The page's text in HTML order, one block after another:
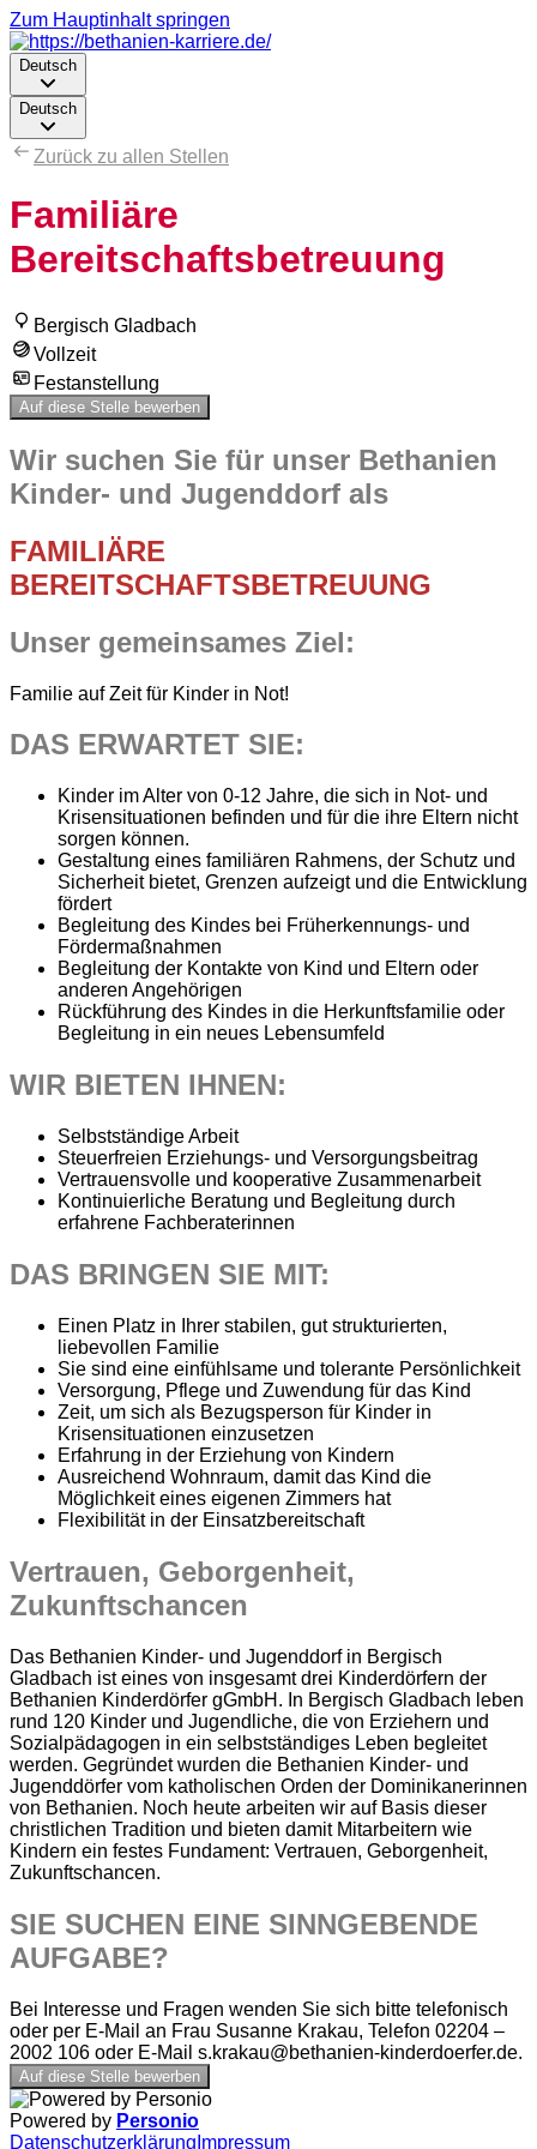
Zum Hauptinhalt springen
Deutsch
Deutsch
Zurück zu allen Stellen
Familiäre
Bereitschaftsbetreuung
Bergisch Gladbach
Vollzeit
Festanstellung
Auf diese Stelle bewerben
Wir suchen Sie für unser Bethanien
Kinder- und Jugenddorf als
FAMILIÄRE
BEREITSCHAFTSBETREUUNG
Unser gemeinsames Ziel:
Familie auf Zeit für Kinder in Not!
DAS ERWARTET SIE:
Kinder im Alter von 0-12 Jahre, die sich in Not- und
Krisensituationen befinden und für die ihre Eltern nicht
sorgen können.
Gestaltung eines familiären Rahmens, der Schutz und
Sicherheit bietet, Grenzen aufzeigt und die Entwicklung
fördert
Begleitung des Kindes bei Früherkennungs- und
Fördermaßnahmen
Begleitung der Kontakte von Kind und Eltern oder
anderen Angehörigen
Rückführung des Kindes in die Herkunftsfamilie oder
Begleitung in ein neues Lebensumfeld
WIR BIETEN IHNEN:
Selbstständige Arbeit
Steuerfreien Erziehungs- und Versorgungsbeitrag
Vertrauensvolle und kooperative Zusammenarbeit
Kontinuierliche Beratung und Begleitung durch
erfahrene Fachberaterinnen
DAS BRINGEN SIE MIT:
Einen Platz in Ihrer stabilen, gut strukturierten,
liebevollen Familie
Sie sind eine einfühlsame und tolerante Persönlichkeit
Versorgung, Pflege und Zuwendung für das Kind
Zeit, um sich als Bezugsperson für Kinder in
Krisensituationen einzusetzen
Erfahrung in der Erziehung von Kindern
Ausreichend Wohnraum, damit das Kind die
Möglichkeit eines eigenen Zimmers hat
Flexibilität in der Einsatzbereitschaft
Vertrauen, Geborgenheit,
Zukunftschancen
Das Bethanien Kinder- und Jugenddorf in Bergisch
Gladbach ist eines von insgesamt drei Kinderdörfern der
Bethanien Kinderdörfer gGmbH. In Bergisch Gladbach leben
rund 120 Kinder und Jugendliche, die von Erziehern und
Sozialpädagogen in ein selbstständiges Leben begleitet
werden. Gegründet wurden die Bethanien Kinder- und
Jugenddörfer vom katholischen Orden der Dominikanerinnen
von Bethanien. Noch heute arbeiten wir auf Basis dieser
christlichen Tradition und bieten damit Mitarbeitern wie
Kindern ein festes Fundament: Vertrauen, Geborgenheit,
Zukunftschancen.
SIE SUCHEN EINE SINNGEBENDE
AUFGABE?
Bei Interesse und Fragen wenden Sie sich bitte telefonisch
oder per E-Mail an Frau Susanne Krakau, Telefon 02204 –
2002 106 oder E-Mail s.krakau@bethanien-kinderdoerfer.de.
Auf diese Stelle bewerben
Powered by Personio
Datenschutzerklärung Impressum